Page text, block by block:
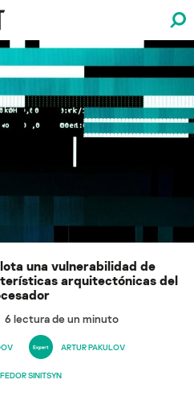
una vulnerabilidad de
arquitectónicas del
6 lectura de un minuto
ARTUR PAKULOV
FEDOR SINITSYN